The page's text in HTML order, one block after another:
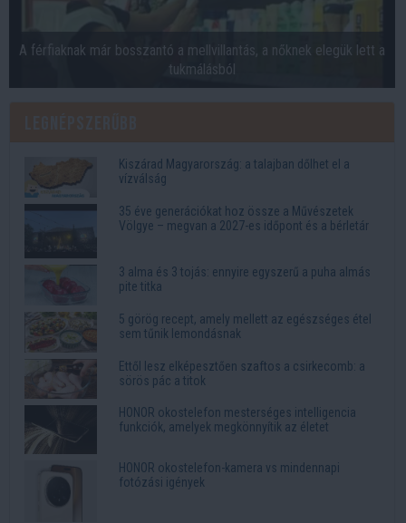
A férfiaknak már bosszantó a mellvillantás, a nőknek elegük lett a
tukmálásból
Kiszárad Magyarország: a talajban dőlhet el a
vízválság
35 éve generációkat hoz össze a Művészetek
Völgye – megvan a 2027-es időpont és a bérletár
3 alma és 3 tojás: ennyire egyszerű a puha almás
pite titka
5 görög recept, amely mellett az egészséges étel
sem tűnik lemondásnak
Ettől lesz elképesztően szaftos a csirkecomb: a
sörös pác a titok
HONOR okostelefon mesterséges intelligencia
funkciók, amelyek megkönnyítik az életet
HONOR okostelefon-kamera vs mindennapi
fotózási igények